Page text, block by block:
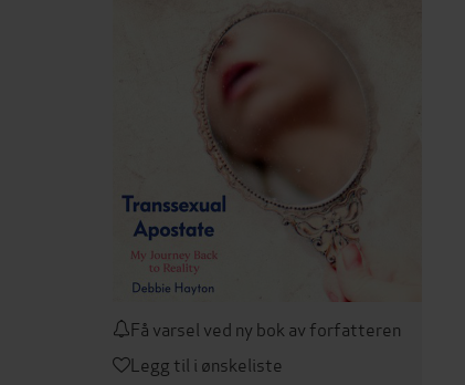
Få varsel ved ny bok av forfatteren
Legg til i ønskeliste